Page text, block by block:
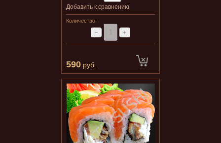
Добавить к сравнению
Количество:
− +
590 руб.